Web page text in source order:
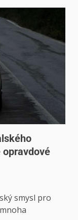
opravdové
smysl pro